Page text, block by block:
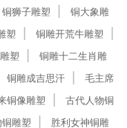
铜狮子雕塑
铜大象雕
塑
铜雕开荒牛雕塑
塑
铜雕十二生肖雕
铜雕成吉思汗
毛主席
铜像雕塑
古代人物铜
雕塑
胜利女神铜雕